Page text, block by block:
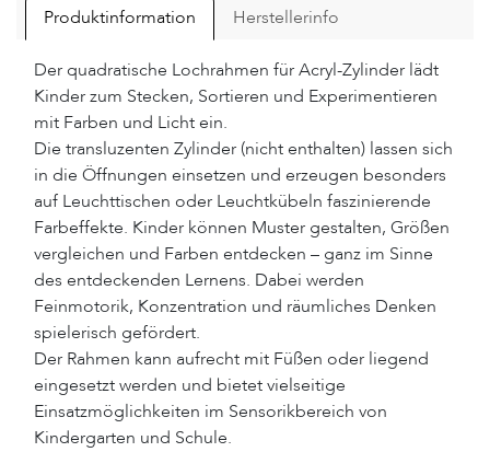
Produktinformation Herstellerinfo
Der quadratische Lochrahmen für Acryl-Zylinder lädt
Kinder zum Stecken, Sortieren und Experimentieren
mit Farben und Licht ein.
Die transluzenten Zylinder (nicht enthalten) lassen sich
in die Öffnungen einsetzen und erzeugen besonders
auf Leuchttischen oder Leuchtkübeln faszinierende
Farbeffekte. Kinder können Muster gestalten, Größen
vergleichen und Farben entdecken – ganz im Sinne
des entdeckenden Lernens. Dabei werden
Feinmotorik, Konzentration und räumliches Denken
spielerisch gefördert.
Der Rahmen kann aufrecht mit Füßen oder liegend
eingesetzt werden und bietet vielseitige
Einsatzmöglichkeiten im Sensorikbereich von
Kindergarten und Schule.